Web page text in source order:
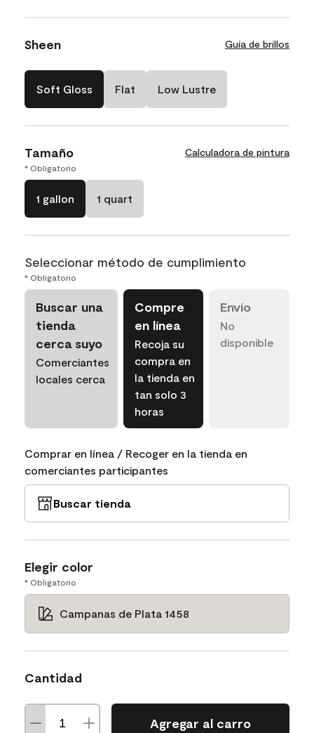
Sheen Guía de brillos
Soft Gloss Flat Low Lustre
Tamaño Calculadora de pintura
* Obligatorio
1 gallon 1 quart
Seleccionar método de cumplimiento
* Obligatorio
Buscar una
tienda
cerca suyo
Comerciantes
locales cerca
Compre
en línea
Recoja su
compra en
la tienda en
tan solo 3
horas
Envío
No
disponible
Comprar en línea / Recoger en la tienda en
comerciantes participantes
Buscar tienda
Elegir color
* Obligatorio
Campanas de Plata 1458
Cantidad
Agregar al carro